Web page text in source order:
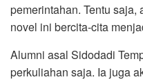
pemerintahan. Tentu
novel ini bercita-cita
Alumni asal Sidodadi
perkuliahan saja. Ia juga